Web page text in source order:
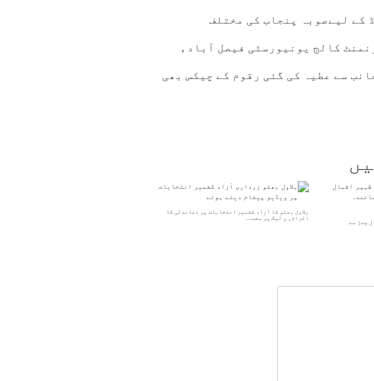
کے لیےصوبہ پنجاب کی مختلف
کالج یونیورسٹی فیصل آباد ,
سے عطیہ کی گئی رقوم کے چیکس بھی
بلاول بھٹو کا آزاد کشمیر انتخابات پر دھاندلی کا
الزام، ن لیگ پر سخت…
چنڑ سے